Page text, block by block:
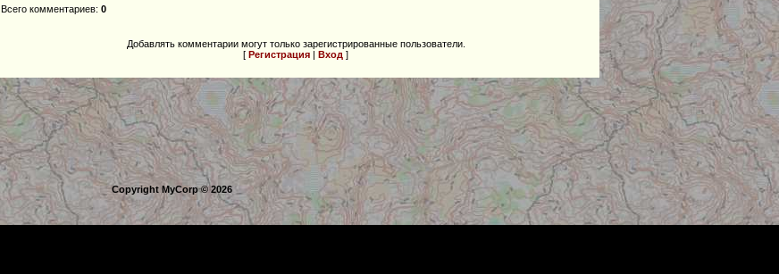
Всего комментариев: 0
Добавлять комментарии могут только зарегистрированные пользователи.
[ Регистрация | Вход ]
Copyright MyCorp © 2026